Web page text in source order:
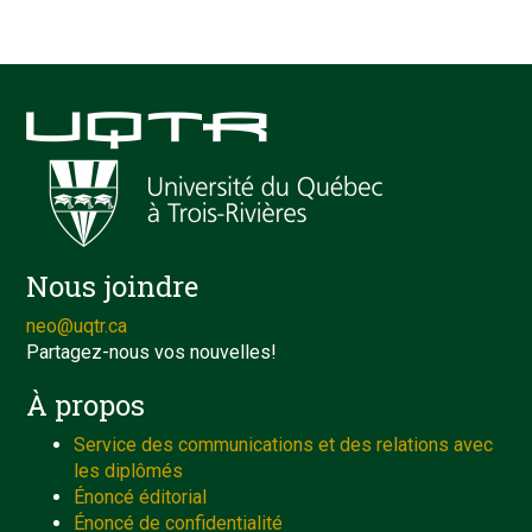
Nous joindre
neo@uqtr.ca
Partagez-nous vos nouvelles!
À propos
Service des communications et des relations avec
les diplômés
Énoncé éditorial
Énoncé de confidentialité